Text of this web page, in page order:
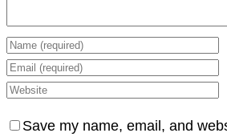
Save my name, email, and